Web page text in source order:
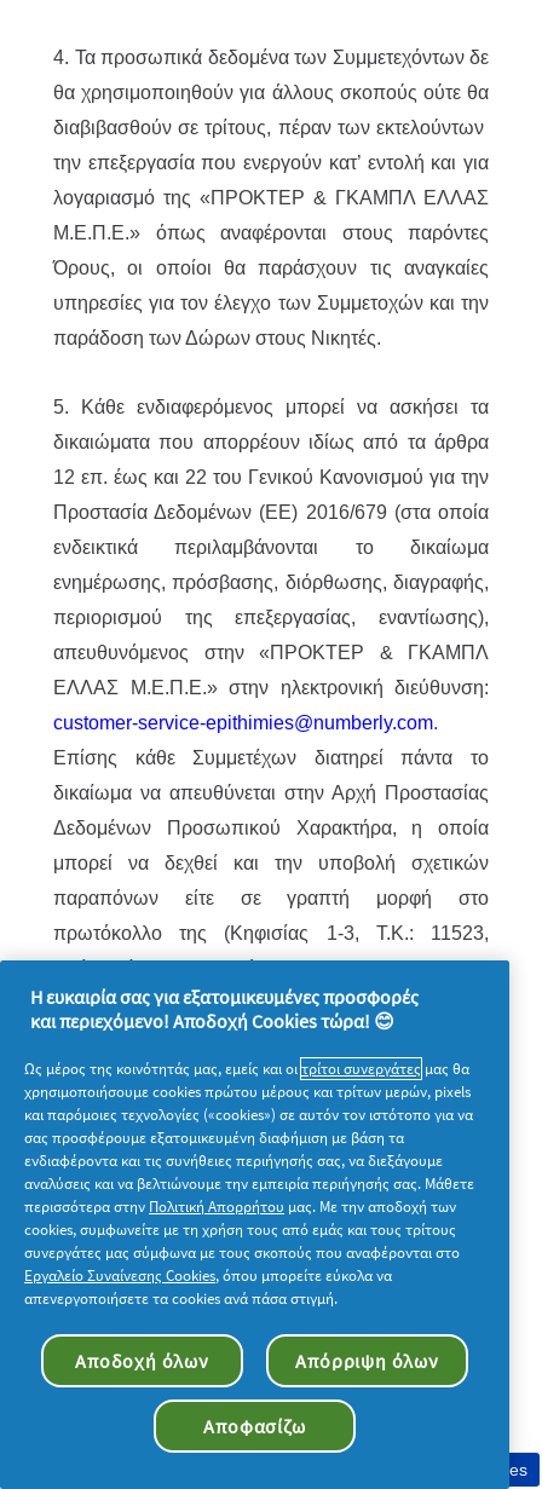
4. Τα προσωπικά δεδομένα των Συμμετεχόντων δε
θα χρησιμοποιηθούν για άλλους σκοπούς ούτε θα
διαβιβασθούν σε τρίτους, πέραν των εκτελούντων
την επεξεργασία που ενεργούν κατ’ εντολή και για
λογαριασμό της «ΠΡΟΚΤΕΡ & ΓΚΑΜΠΛ ΕΛΛΑΣ
M.Ε.Π.Ε.» όπως αναφέρονται στους παρόντες
Όρους, οι οποίοι θα παράσχουν τις αναγκαίες
υπηρεσίες για τον έλεγχο των Συμμετοχών και την
παράδοση των Δώρων στους Νικητές.
5. Κάθε ενδιαφερόμενος μπορεί να ασκήσει τα
δικαιώματα που απορρέουν ιδίως από τα άρθρα
12 επ. έως και 22 του Γενικού Κανονισμού για την
Προστασία Δεδομένων (ΕΕ) 2016/679 (στα οποία
ενδεικτικά περιλαμβάνονται το δικαίωμα
ενημέρωσης, πρόσβασης, διόρθωσης, διαγραφής,
περιορισμού της επεξεργασίας, εναντίωσης),
απευθυνόμενος στην «ΠΡΟΚΤΕΡ & ΓΚΑΜΠΛ
ΕΛΛΑΣ M.Ε.Π.Ε.» στην ηλεκτρονική διεύθυνση:
customer-service-epithimies@numberly.com.
Επίσης κάθε Συμμετέχων διατηρεί πάντα το
δικαίωμα να απευθύνεται στην Αρχή Προστασίας
Δεδομένων Προσωπικού Χαρακτήρα, η οποία
μπορεί να δεχθεί και την υποβολή σχετικών
παραπόνων είτε σε γραπτή μορφή στο
πρωτόκολλο της (Κηφισίας 1-3, Τ.Κ.: 11523,
Για περισσότερες πληροφορίες σχετικά με τη
δεδομένων παρακαλούμε ανατρέξτε στη Δήλωση
Απορρήτου μας στην διεύθυνση
https://privacypolicy.pg.com/el/.
14. Γενικοί Όροι.
1.Η Διοργανώτρια και η Numberly διατηρούν το
δικαίωμα να τροποποιούν, ανακαλούν,
παρατείνουν ή μειώνουν τη διάρκεια του παρόντος
Διαγωνισμού κατά την κρίση τους, καθώς και να
Συγκατάθεση στη χρήση cookies
Η ευκαιρία σας για εξατομικευμένες προσφορές
και περιεχόμενο! Αποδοχή Cookies τώρα! 😊
Ως μέρος της κοινότητάς μας, εμείς και οιτρίτοι συνεργάτες μας θα
χρησιμοποιήσουμε cookies πρώτου μέρους και τρίτων μερών, pixels
και παρόμοιες τεχνολογίες («cookies») σε αυτόν τον ιστότοπο για να
σας προσφέρουμε εξατομικευμένη διαφήμιση με βάση τα
ενδιαφέροντα και τις συνήθειες περιήγησής σας, να διεξάγουμε
αναλύσεις και να βελτιώνουμε την εμπειρία περιήγησής σας. Μάθετε
περισσότερα στην Πολιτική Απορρήτου μας. Με την αποδοχή των
cookies, συμφωνείτε με τη χρήση τους από εμάς και τους τρίτους
συνεργάτες μας σύμφωνα με τους σκοπούς που αναφέρονται στο
Εργαλείο Συναίνεσης Cookies, όπου μπορείτε εύκολα να
απενεργοποιήσετε τα cookies ανά πάσα στιγμή.
Αποδοχή όλων Απόρριψη όλων
Αποφασίζω